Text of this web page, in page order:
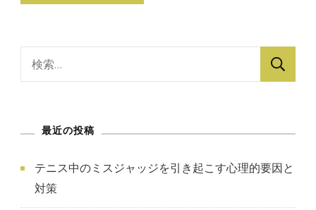
最近の投稿
テニス中のミスジャッジを引き起こす心理的要因と
対策